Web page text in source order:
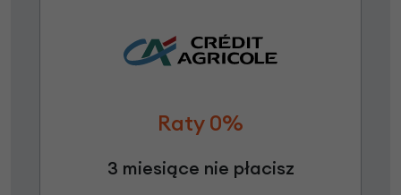
Raty 0%
3 miesiące nie płacisz